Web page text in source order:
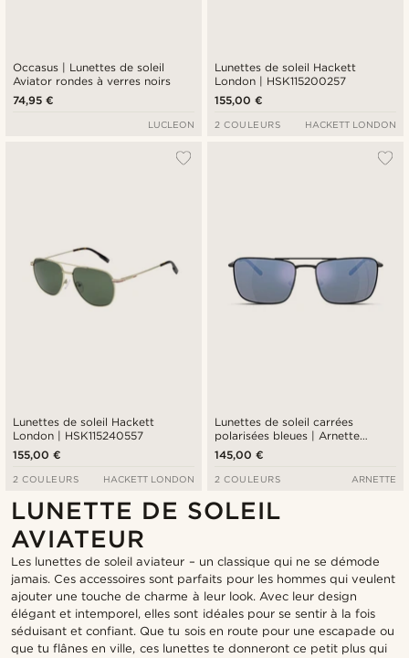
Occasus | Lunettes de soleil
Aviator rondes à verres noirs
74,95 €
LUCLEON
Lunettes de soleil Hackett
London | HSK115200257
155,00 €
2 COULEURS HACKETT LONDON
Lunettes de soleil Hackett
London | HSK115240557
155,00 €
2 COULEURS HACKETT LONDON
Lunettes de soleil carrées
polarisées bleues | Arnette
0AN3088
145,00 €
2 COULEURS ARNETTE
LUNETTE DE SOLEIL
AVIATEUR
Les lunettes de soleil aviateur – un classique qui ne se démode
jamais. Ces accessoires sont parfaits pour les hommes qui veulent
ajouter une touche de charme à leur look. Avec leur design
élégant et intemporel, elles sont idéales pour se sentir à la fois
séduisant et confiant. Que tu sois en route pour une escapade ou
que tu flânes en ville, ces lunettes te donneront ce petit plus qui